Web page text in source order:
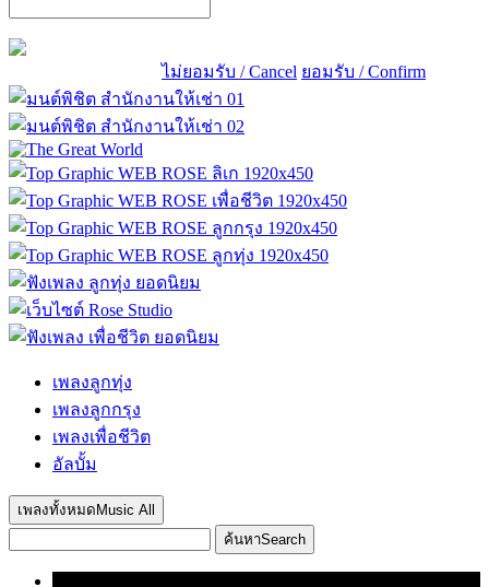
ไม่ยอมรับ / Cancel ยอมรับ / Confirm
เพลงลูกทุ่ง
เพลงลูกกรุง
เพลงเพื่อชีวิต
อัลบั้ม
เพลงทั้งหมด Music All
ค้นหาSearch